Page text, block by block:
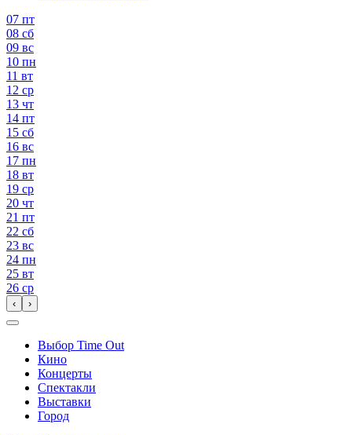
07 пт
08 сб
09 вс
10 пн
11 вт
12 ср
13 чт
14 пт
15 сб
16 вс
17 пн
18 вт
19 ср
20 чт
21 пт
22 сб
23 вс
24 пн
25 вт
26 ср
‹ ›
Выбор Time Out
Кино
Концерты
Спектакли
Выставки
Город